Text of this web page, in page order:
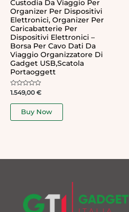
Custodia Da Viaggio Per
Organizer Per Dispositivi
Elettronici, Organizer Per
Caricabatterie Per
Dispositivi Elettronici –
Borsa Per Cavo Dati Da
Viaggio Organizzatore Di
Gadget USB,Scatola
Portaoggett
Rated
out
1.549,00 €
Buy Now